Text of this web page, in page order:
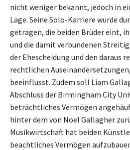
nicht weniger bekannt, jedoch in
Lage. Seine Solo-Karriere wurde
getragen, die beiden Brüder eint,
und die damit verbundenen
der Ehescheidung und den daraus
rechtlichen
beeinflusst. Zudem soll Liam
Abschluss der Birmingham City
beträchtliches Vermögen
hinter dem von Noel Gallagher
Musikwirtschaft hat beiden
beachtliches Vermögen